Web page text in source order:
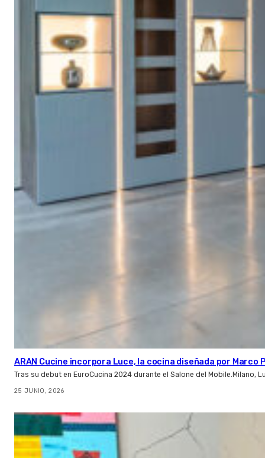
ARAN Cucine incorpora Luce, la cocina diseñada por Marco
Tras su debut en EuroCucina 2024 durante el Salone del Mobile.Milano,
25 JUNIO, 2026